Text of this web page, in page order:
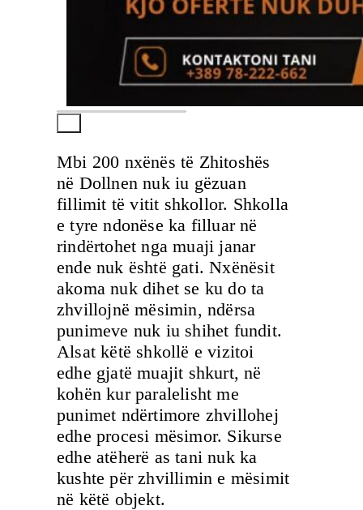
Mbi 200 nxënës të Zhitoshës
në Dollnen nuk iu gëzuan
fillimit të vitit shkollor. Shkolla
e tyre ndonëse ka filluar në
rindërtohet nga muaji janar
ende nuk është gati. Nxënësit
akoma nuk dihet se ku do ta
zhvillojnë mësimin, ndërsa
punimeve nuk iu shihet fundit.
Alsat këtë shkollë e vizitoi
edhe gjatë muajit shkurt, në
kohën kur paralelisht me
punimet ndërtimore zhvillohej
edhe procesi mësimor. Sikurse
edhe atëherë as tani nuk ka
kushte për zhvillimin e mësimit
në këtë objekt.